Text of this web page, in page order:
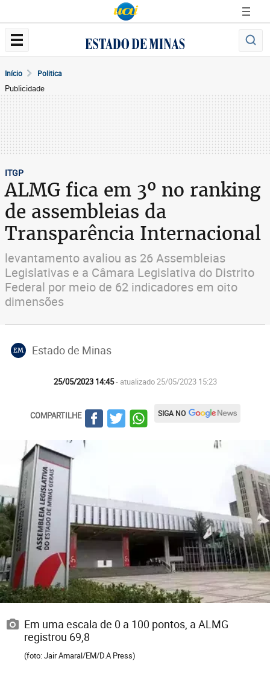
Início Politica
Publicidade
ITGP
ALMG fica em 3º no ranking
de assembleias da
Transparência Internacional
levantamento avaliou as 26 Assembleias
Legislativas e a Câmara Legislativa do Distrito
Federal por meio de 62 indicadores em oito
dimensões
EM Estado de Minas
25/05/2023 14:45- atualizado 25/05/2023 15:23
COMPARTILHE SIGA NO
Em uma escala de 0 a 100 pontos, a ALMG
registrou 69,8
(foto: Jair Amaral/EM/D.A Press)